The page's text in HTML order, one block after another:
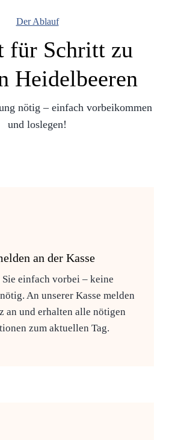
Der Ablauf
für Schritt zu
Heidelbeeren
nötig – einfach vorbeikommen
und loslegen!
an der Kasse
Sie einfach vorbei – keine
An unserer Kasse melden
an und erhalten alle nötigen
zum aktuellen Tag.